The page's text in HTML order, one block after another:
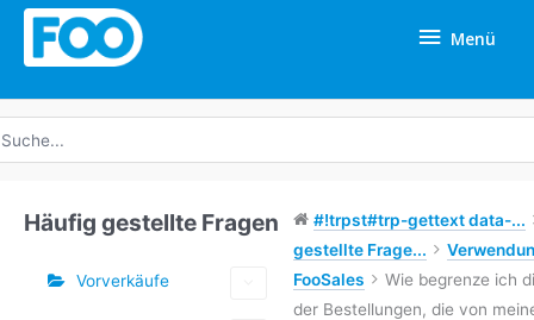
Menü
Häufig gestellte Fragen
Vorverkäufe
#!trpst#trp-gettext data-...
gestellte Frage...
FooSales
Wie begrenze ich
der Bestellungen, die von